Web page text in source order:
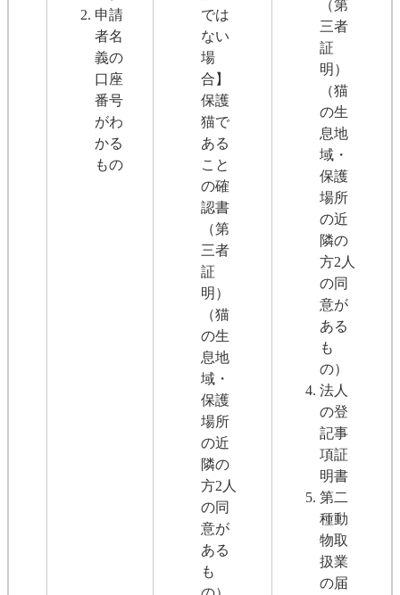
申請
者名
義の
口座
番号
がわ
かる
もの
では
ない
場
合】
保護
猫で
ある
こと
の確
認書
（第
三者
証
明）
（猫
の生
息地
域・
保護
場所
の近
隣の
方2人
の同
意が
ある
も
（第
三者
証
明）
（猫
の生
息地
域・
保護
場所
の近
隣の
方2人
の同
意が
ある
も
の）
法人
の登
記事
項証
明書
第二
種動
物取
扱業
の届